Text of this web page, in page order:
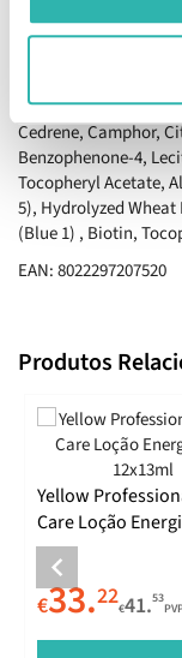
Trioleate,
Edta, Tetramethyl
11,
Cedrene, Camphor,
Benzophenone-4,
Tocopheryl Acetate,
5), Hydrolyzed
(Blue 1) , Biotin,
EAN: 8022297207520
Produtos
Yellow
Care Loção
12x13ml
€33.22€41.53